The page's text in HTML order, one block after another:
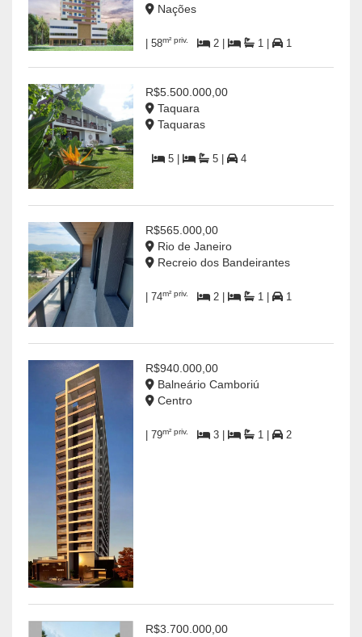
Nações
| 58m² priv. 2 | 1 | 1
R$5.500.000,00
Taquara
Taquaras
5 | 5 | 4
R$565.000,00
Rio de Janeiro
Recreio dos Bandeirantes
| 74m² priv. 2 | 1 | 1
R$940.000,00
Balneário Camboriú
Centro
| 79m² priv. 3 | 1 | 2
R$3.700.000,00